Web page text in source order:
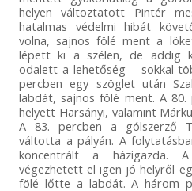
helyen változtatott Pintér
hatalmas védelmi hibát
volna, sajnos fölé ment a
lépett ki a szélen, de addig
odalett a lehetőség – sokkal
percben egy szöglet után
labdát, sajnos fölé ment. A
helyett Harsányi, valamint
A 83. percben a gólszerző
váltotta a pályán. A
koncentrált a házigazda.
végezhetett el igen jó helyről
fölé lőtte a labdát. A három